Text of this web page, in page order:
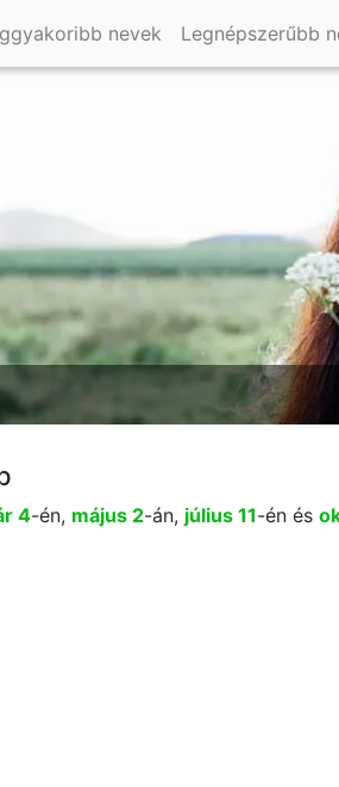
nevek Legnépszerűbb
4-én, május 2-án, július 11-én és